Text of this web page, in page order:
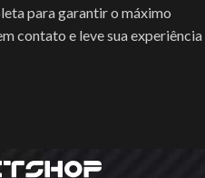
para garantir o máximo
contato e leve sua experiência